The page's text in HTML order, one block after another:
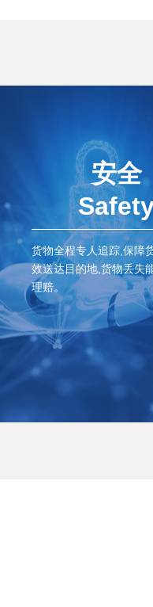
安全
货物全程专人追踪,保障
效送达目的地,货物丢失
理赔。